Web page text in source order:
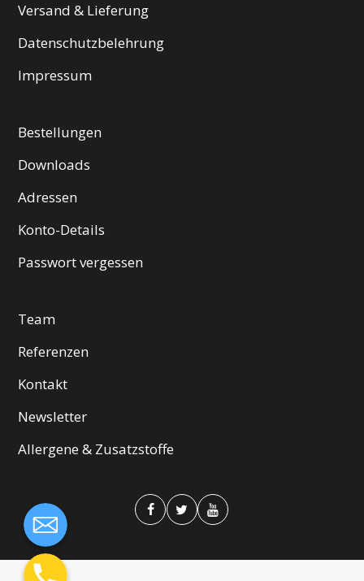
Versand & Lieferung
Datenschutzbelehrung
Impressum
Bestellungen
Downloads
Adressen
Konto-Details
Passwort vergessen
Team
Referenzen
Kontakt
Newsletter
Allergene & Zusatzstoffe